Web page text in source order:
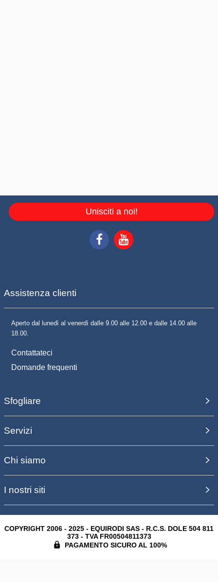
Unisciti a noi!
Assistenza clienti
Aperto dal lunedì al venerdì dalle 9.00 alle 12.00 e dalle 14.00 alle
18.00.
Contattateci
Domande frequenti
Sfogliare
Servizi
Chi siamo
I nostri siti
COPYRIGHT 2006 - 2025 - EQUIRODI SAS - R.C.S. DOLE 504 811
373 - TVA FR00504811373
PAGAMENTO SICURO AL 100%